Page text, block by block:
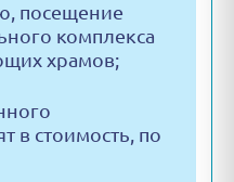
посещение
комплекса
храмов;
в стоимость, по